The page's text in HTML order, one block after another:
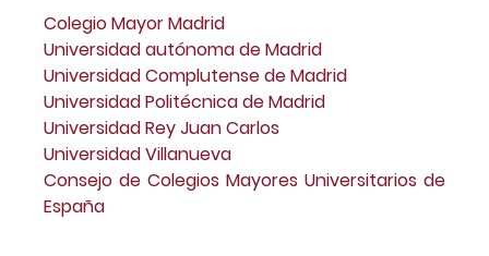
Colegio Mayor Madrid
Universidad autónoma de Madrid
Universidad Complutense de Madrid
Universidad Politécnica de Madrid
Universidad Rey Juan Carlos
Universidad Villanueva
Consejo de Colegios Mayores Universitarios de
España